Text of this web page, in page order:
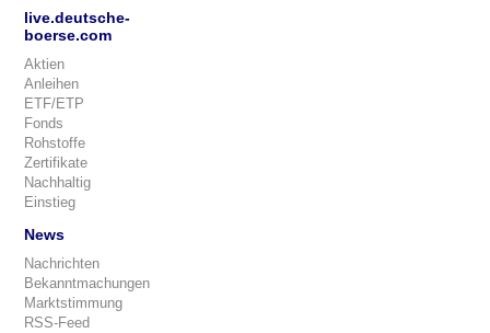
live.deutsche-
boerse.com
Aktien
Anleihen
ETF/ETP
Fonds
Rohstoffe
Zertifikate
Nachhaltig
Einstieg
News
Nachrichten
Bekanntmachungen
Marktstimmung
RSS-Feed